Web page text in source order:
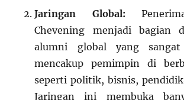
Jaringan Global:
Chevening menjadi bagian
alumni global yang
mencakup pemimpin di
seperti politik, bisnis,
Jaringan ini membuka